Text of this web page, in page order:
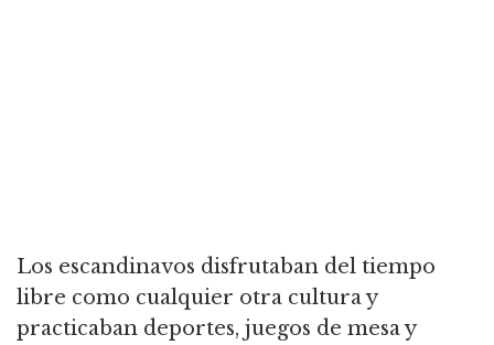
Los escandinavos disfrutaban del tiempo
libre como cualquier otra cultura y
practicaban deportes, juegos de mesa y